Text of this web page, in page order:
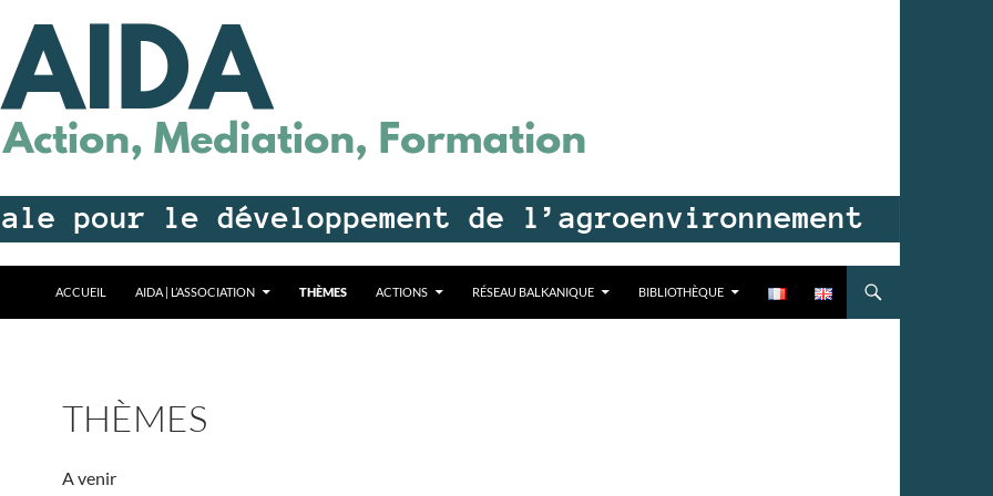
ACCUEIL
AIDA | L’ASSOCIATION THÈMES ACTIONS RÉSEAU BALKANIQUE BIBLIOTHÈQUE
THÈMES
A venir